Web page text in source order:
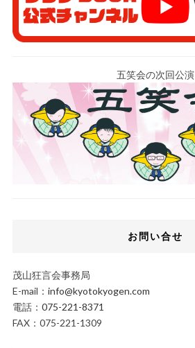
五笑会の次回公演
お問い合せ
茂山狂言会事務局
E-mail： info@kyotokyogen.com
電話： 075-221-8371
FAX：075-221-1309